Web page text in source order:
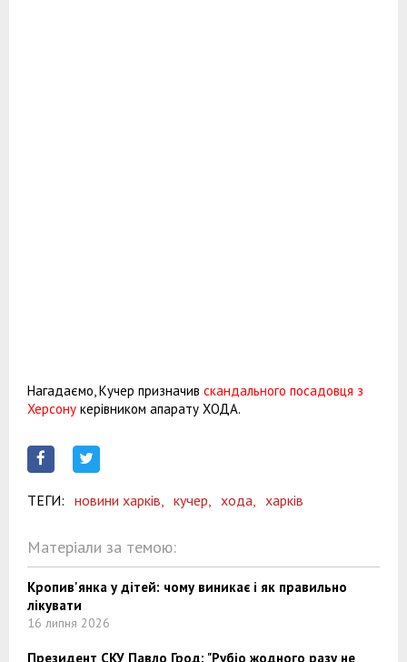
Нагадаємо, Кучер призначив скандального посадовця з
Херсону керівником апарату ХОДА.
ТЕГИ: новини харків, кучер, хода, харків
Матеріали за темою:
Кропив'янка у дітей: чому виникає і як правильно
лікувати
16 липня 2026
Президент СКУ Павло Грод: "Рубіо жодного разу не